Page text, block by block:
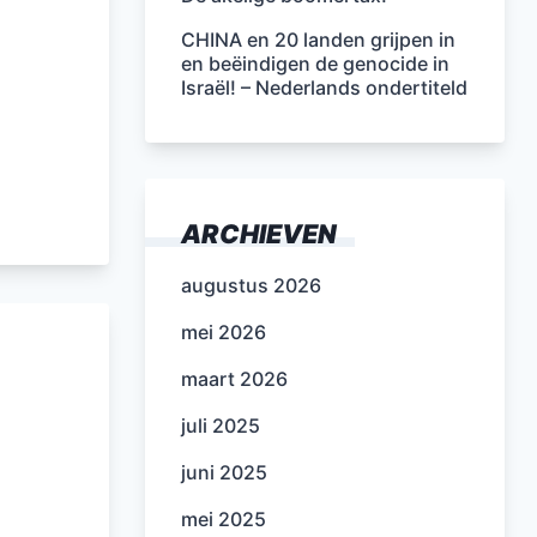
CHINA en 20 landen grijpen in
en beëindigen de genocide in
Israël! – Nederlands ondertiteld
ARCHIEVEN
augustus 2026
mei 2026
maart 2026
juli 2025
juni 2025
mei 2025